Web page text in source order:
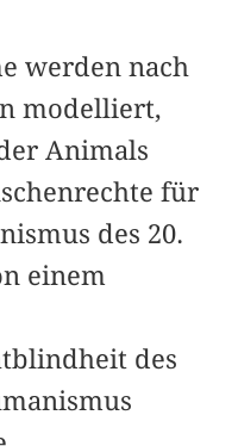
werden nach
modelliert,
Animals
für
des 20.
einem
des